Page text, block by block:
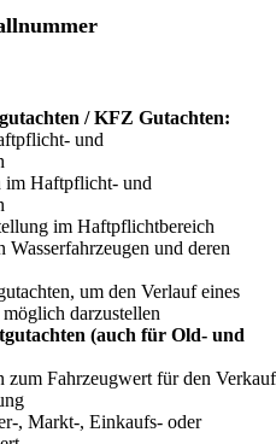
/ KFZ Gutachten:
und
im Haftpflicht- und
im Haftpflichtbereich
Wasserfahrzeugen und deren
um den Verlauf eines
darzustellen
(auch für Old- und
zum Fahrzeugwert für den Verkauf
, Markt-, Einkaufs- oder